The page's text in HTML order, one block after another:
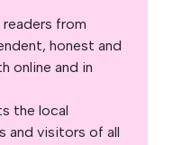
from
honest and
online and in
the local
and visitors of all